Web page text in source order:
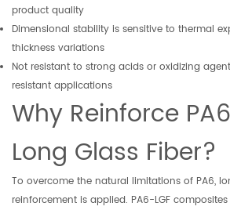
product quality
Dimensional stability is sensitive to thermal
thickness variations
Not resistant to strong acids or oxidizing
resistant applications
Why Reinforce
Long Glass Fiber?
To overcome the natural limitations of PA6,
reinforcement is applied. PA6-LGF